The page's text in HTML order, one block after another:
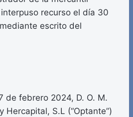
recurso el día 30
escrito del
de febrero 2024, D. O. M.
Hercapital, S.L (“Optante”)